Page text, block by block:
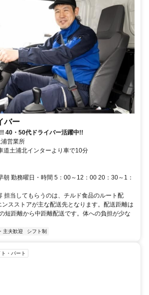
バー
40・50代ドライバー活躍中!!
営業所
道土浦北インターより車で10分
朝 勤務曜日・時間 5：00～12：00 20：30～1：
担当してもらうのは、チルド食品のルート配
スストアが主な配送先となります。配送距離は
短距離から中距離配送です。体への負担が少な
主夫歓迎 シフト制
・パート